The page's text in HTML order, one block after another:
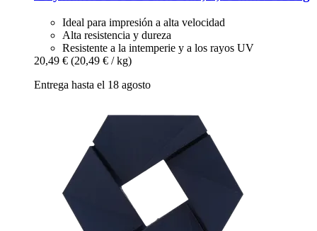
Ideal para impresión a alta velocidad
Alta resistencia y dureza
Resistente a la intemperie y a los rayos UV
20,49 € (20,49 € / kg)
Entrega hasta el 18 agosto